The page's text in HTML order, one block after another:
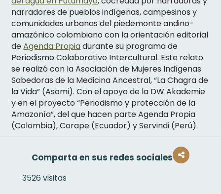
narradores de pueblos indígenas, campesinos y
comunidades urbanas del piedemonte andino-
amazónico colombiano con la orientación editorial
deAgenda Propiadurante su programa de
Periodismo Colaborativo Intercultural. Este relato
se realizó con la Asociación de Mujeres Indígenas
Sabedoras de la Medicina Ancestral, “La Chagra de
la Vida” (Asomi). Con el apoyo de la DW Akademie
y en el proyecto “Periodismo y protección de la
Amazonía”, del que hacen parte Agenda Propia
(Colombia), Corape (Ecuador) y Servindi (Perú).
Comparta en sus redes sociales
3526 visitas